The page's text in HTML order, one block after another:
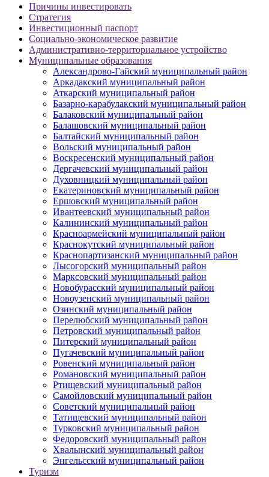
Причины инвестировать
Стратегия
Инвестиционный паспорт
Социально-экономическое развитие
Административно-территориальное устройство
Муниципальные образования
Александрово-Гайский муниципальный район
Аркадакский муниципальный район
Аткарский муниципальный район
Базарно-карабулакский муниципальный район
Балаковский муниципальный район
Балашовский муниципальный район
Балтайский муниципальный район
Вольский муниципальный район
Воскресенский муниципальный район
Дергачевский муниципальный район
Духовницкий муниципальный район
Екатериновский муниципальный район
Ершовский муниципальный район
Ивантеевский муниципальный район
Калининский муниципальный район
Красноармейский муниципальный район
Краснокутский муниципальный район
Краснопартизанский муниципальный район
Лысогорский муниципальный район
Марксовский муниципальный район
Новобурасский муниципальный район
Новоузенский муниципальный район
Озинский муниципальный район
Перелюбский муниципальный район
Петровский муниципальный район
Питерский муниципальный район
Пугачевский муниципальный район
Ровенский муниципальный район
Романовский муниципальный район
Ртищевский муниципальный район
Самойловский муниципальный район
Советский муниципальный район
Татищевский муниципальный район
Турковский муниципальный район
Федоровский муниципальный район
Хвалынский муниципальный район
Энгельсский муниципальный район
Туризм